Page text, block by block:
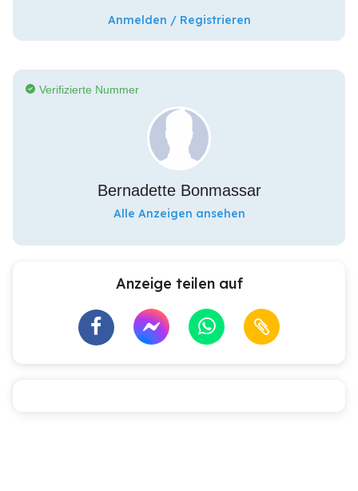
Anmelden / Registrieren
Verifizierte Nummer
Bernadette Bonmassar
Alle Anzeigen ansehen
Anzeige teilen auf